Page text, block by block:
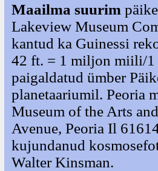
Maailma suurim
Lakeview Museum
kantud ka Guinessi
42 ft. = 1 miljon miili/1
paigaldatud ümber
planetaariumil. Peoria
Museum of the Arts
Avenue, Peoria Il
kujundanud
Walter Kinsman.